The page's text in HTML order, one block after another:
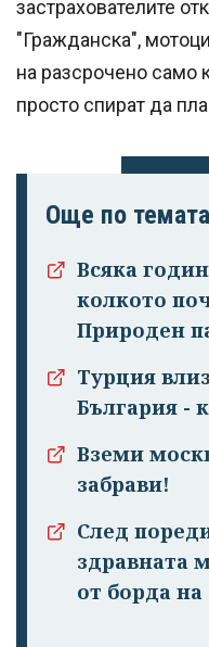
застрахователите
"Гражданска",
на разсрочено само
просто спират да
Още по темата
Всяка
колкото
Природен
Турция
България -
Вземи
забрави!
След
здравната
от борда